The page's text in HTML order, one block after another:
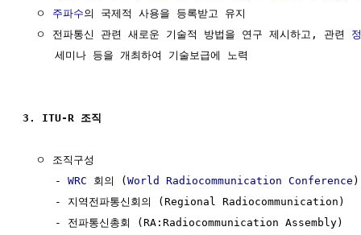
  ㅇ
주파수의 국제적 사용을 등록받고 유지
  ㅇ 전파통신 관련 새로운 기술적 방법을 연구 제시하고, 관련
     세미나 등을 개최하여 기술보급에 노력
3. ITU-R 조직
  ㅇ 조직구성
     -
WRC 회의 (World Radiocommunication Conference
     - 지역전파통신회의 (Regional Radiocommunication)
     - 전파통신총회 (RA:Radiocommunication Assembly)